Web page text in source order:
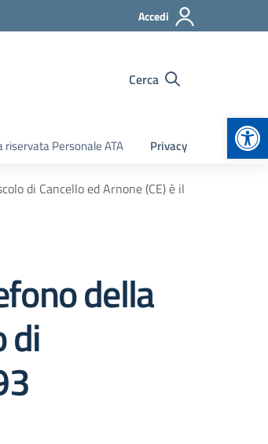
Accedi
Cerca
riservata Personale ATA Privacy
di Cancello ed Arnone (CE) è il
della
di